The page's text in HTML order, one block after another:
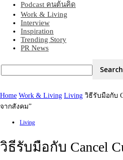
Podcast คนต้นคิด
Work & Living
Interview
Inspiration
Trending Story
PR News
Home Work & Living Living วิธีรับมือกับ
จากสังคม”
Living
วิธีรับมือกับ Cancel